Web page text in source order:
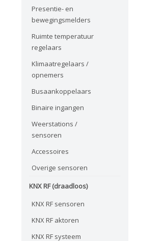
Presentie- en
bewegingsmelders
Ruimte temperatuur
regelaars
Klimaatregelaars /
opnemers
Busaankoppelaars
Binaire ingangen
Weerstations /
sensoren
Accessoires
Overige sensoren
KNX RF (draadloos)
KNX RF sensoren
KNX RF aktoren
KNX RF systeem